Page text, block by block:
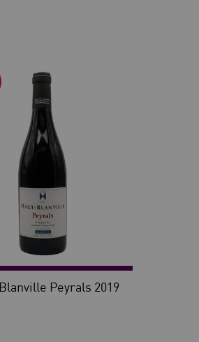
Peyrals 2019